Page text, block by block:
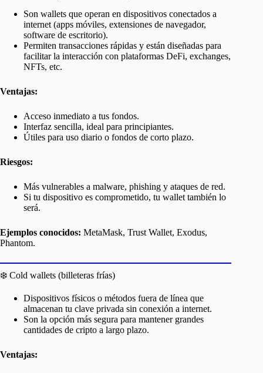
Son wallets que operan en dispositivos conectados a
internet (apps móviles, extensiones de navegador,
software de escritorio).
Permiten transacciones rápidas y están diseñadas para
facilitar la interacción con plataformas DeFi, exchanges,
NFTs, etc.
Ventajas:
Acceso inmediato a tus fondos.
Interfaz sencilla, ideal para principiantes.
Útiles para uso diario o fondos de corto plazo.
Riesgos:
Más vulnerables a malware, phishing y ataques de red.
Si tu dispositivo es comprometido, tu wallet también lo
será.
Ejemplos conocidos: MetaMask, Trust Wallet, Exodus,
Phantom.
❄️ Cold wallets (billeteras frías)
Dispositivos físicos o métodos fuera de línea que
almacenan tu clave privada sin conexión a internet.
Son la opción más segura para mantener grandes
cantidades de cripto a largo plazo.
Ventajas: